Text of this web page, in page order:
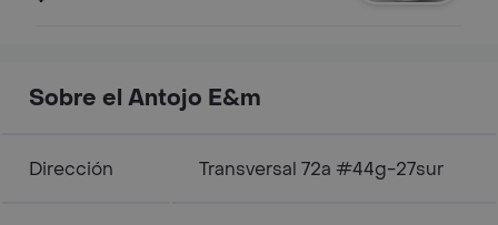
Sobre el Antojo E&m
Dirección Transversal 72a #44g-27sur